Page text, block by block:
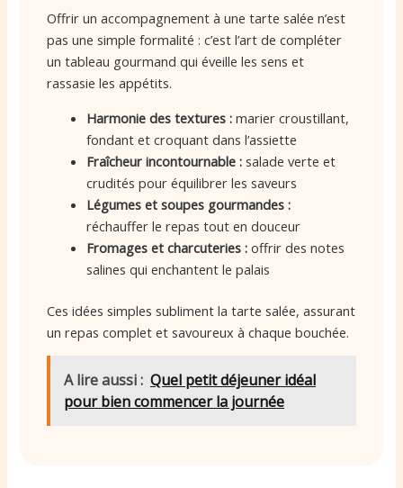
Offrir un accompagnement à une tarte salée n’est
pas une simple formalité : c’est l’art de compléter
un tableau gourmand qui éveille les sens et
rassasie les appétits.
Harmonie des textures : marier croustillant,
fondant et croquant dans l’assiette
Fraîcheur incontournable : salade verte et
crudités pour équilibrer les saveurs
Légumes et soupes gourmandes :
réchauffer le repas tout en douceur
Fromages et charcuteries : offrir des notes
salines qui enchantent le palais
Ces idées simples subliment la tarte salée, assurant
un repas complet et savoureux à chaque bouchée.
A lire aussi : Quel petit déjeuner idéal
pour bien commencer la journée